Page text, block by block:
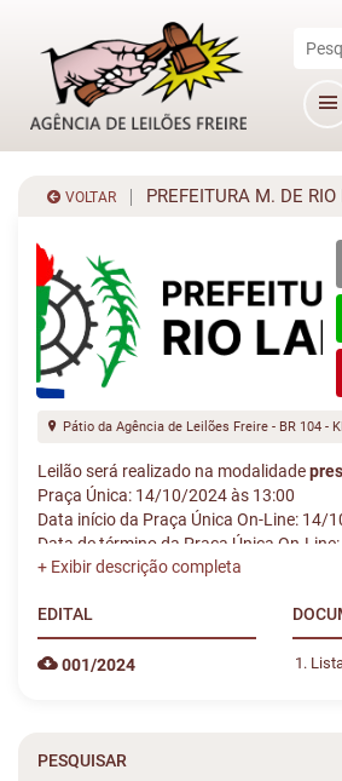
VOLTAR PREFEITURA M. DE RIO
Pátio da Agência de Leilões Freire - BR 104 -
Leilão será realizado na modalidade
Praça Única: 14/10/2024 às 13:00
Data início da Praça Única On-Line: 14/
Data de término da Praça Única On-
EDITAL
001/2024
PESQUISAR